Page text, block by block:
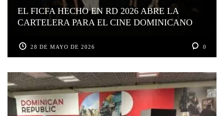
EL FICFA HECHO EN RD 2026 ABRE LA
CARTELERA PARA EL CINE DOMINICANO
28 DE MAYO DE 2026 0